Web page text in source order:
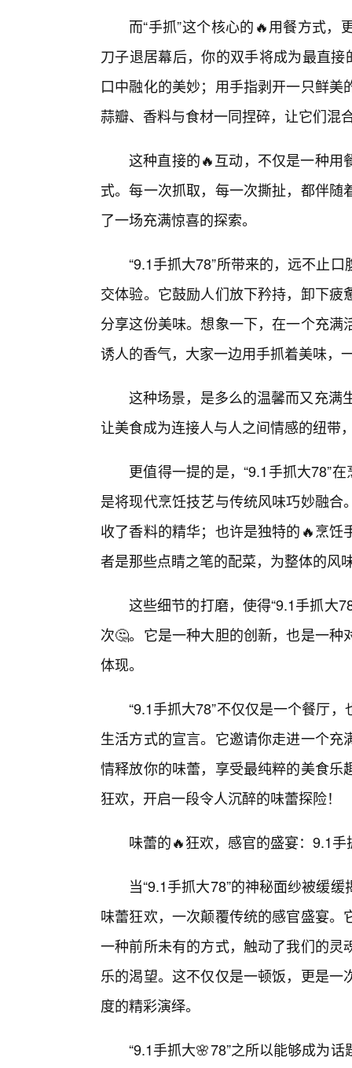
而“手抓”这个核心的🔥用餐方式
刀子退居幕后，你的双手将成为最直
口中融化的美妙；用手指剥开一只鲜
蒜瓣、香料与食材一同捏碎，让它们混
这种直接的🔥互动，不仅是一种用
式。每一次抓取，每一次撕扯，都伴
了一场充满惊喜的探索。
“9.1手抓大78”所带来的，远不止
交体验。它鼓励人们放下矜持，卸下
分享这份美味。想象一下，在一个充
诱人的香气，大家一边用手抓着美味，
这种场景，是多么的温馨而又充满
让美食成为连接人与人之间情感的纽带
更值得一提的是，“9.1手抓大78”
是将现代烹饪技艺与传统风味巧妙融
收了香料的精华；也许是独特的🔥烹
者是那些点睛之笔的配菜，为整体的风
这些细节的打磨，使得“9.1手抓大
次🤔。它是一种大胆的创新，也是一
体现。
“9.1手抓大78”不仅仅是一个餐厅
生活方式的宣言。它邀请你走进一个
情释放你的味蕾，享受最纯粹的美食
狂欢，开启一段令人沉醉的味蕾探险！
味蕾的🔥狂欢，感官的盛宴：9.1
当“9.1手抓大78”的神秘面纱被缓
味蕾狂欢，一次颠覆传统的感官盛宴
一种前所未有的方式，触动了我们的
乐的渴望。这不仅仅是一顿饭，更是
度的精彩演绎。
“9.1手抓大🌸78”之所以能够成为